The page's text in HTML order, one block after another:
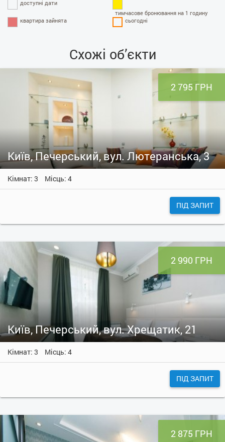
доступні дати
тимчасове бронювання на 1 годину
квартира зайнята
сьогодні
Схожі об’єкти
2 795 ГРН
Київ, Печерський, вул. Лютеранська, 3
Кімнат: 3 Місць: 4
ПІД ЗАПИТ
2 990 ГРН
Київ, Печерський, вул. Хрещатик, 21
Кімнат: 3 Місць: 4
ПІД ЗАПИТ
2 875 ГРН